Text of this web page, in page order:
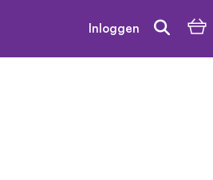
Inloggen